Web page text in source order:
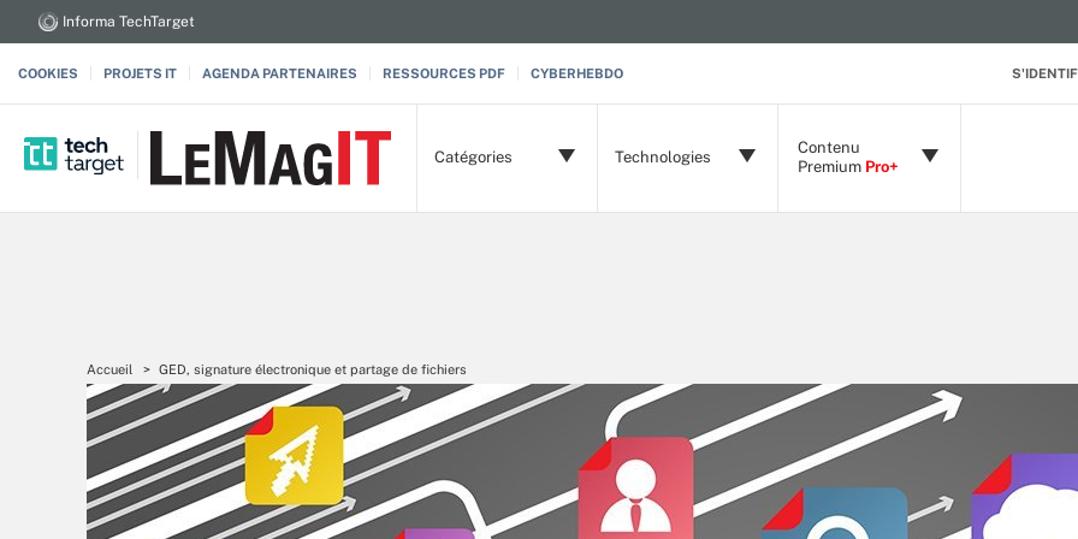
Informa TechTarget
COOKIES PROJETS IT AGENDA PARTENAIRES RESSOURCES PDF CYBERHEBDO
Catégories Technologies
Contenu
Premium Pro+
Accueil GED, signature électronique et partage de fichiers